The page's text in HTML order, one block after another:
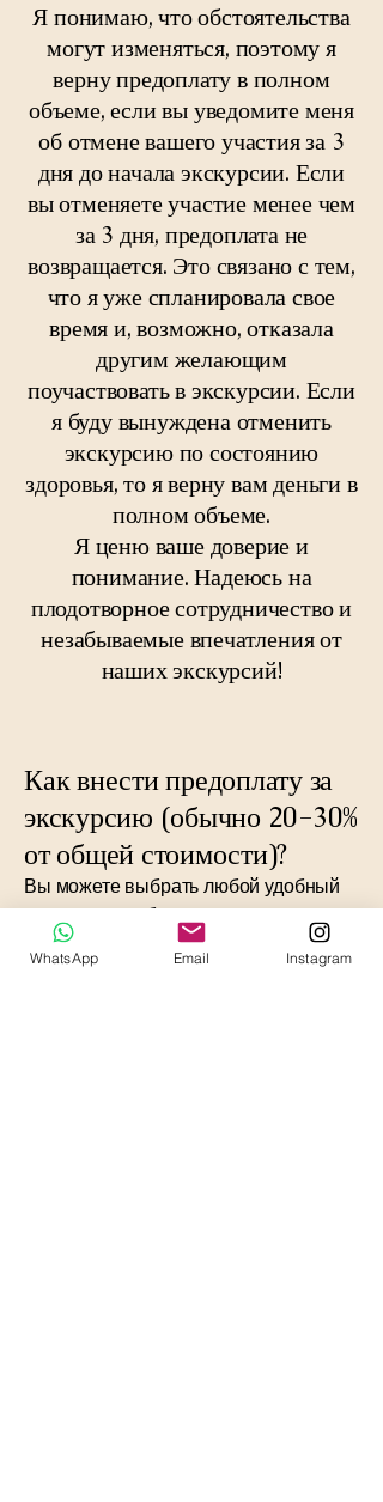
Я понимаю, что обстоятельства
могут изменяться, поэтому я
верну предоплату в полном
объеме, если вы уведомите меня
об отмене вашего участия за 3
дня до начала экскурсии. Если
вы отменяете участие менее чем
за 3 дня, предоплата не
возвращается. Это связано с тем,
что я уже спланировала свое
время и, возможно, отказала
другим желающим
поучаствовать в экскурсии. Если
я буду вынуждена отменить
экскурсию по состоянию
здоровья, то я верну вам деньги в
полном объеме.
Я ценю ваше доверие и
понимание. Надеюсь на
плодотворное сотрудничество и
незабываемые впечатления от
наших экскурсий!
Как внести предоплату за
экскурсию (обычно 20-30%
от общей стоимости)?
Вы можете выбрать любой удобный
для вас способ оплаты — как
заранее, так и непосредственно в
день нашей встречи.
WhatsApp Email Instagram